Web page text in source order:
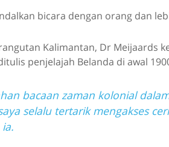
bicara dengan orang dan
Kalimantan, Dr Meijaards
penjelajah Belanda di awal
bacaan zaman kolonial
selalu tertarik mengakses